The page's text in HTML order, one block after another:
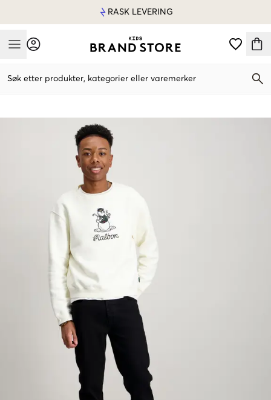
RASK LEVERING
Mobile Menu
Søk etter produkter, kategorier eller varemerker